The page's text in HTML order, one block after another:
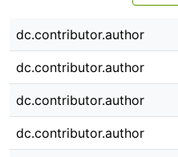
dc.contributor.author
dc.contributor.author
dc.contributor.author
dc.contributor.author